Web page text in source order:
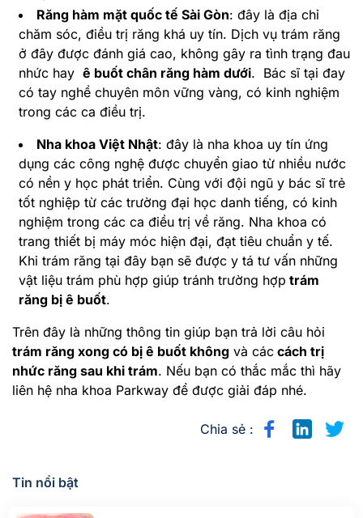
Răng hàm mặt quốc tế Sài Gòn: đây là địa chỉ
chăm sóc, điều trị răng khá uy tín. Dịch vụ trám răng
ở đây được đánh giá cao, không gây ra tình trạng đau
nhức hay ê buốt chân răng hàm dưới. Bác sĩ tại đay
có tay nghề chuyên môn vững vàng, có kinh nghiệm
trong các ca điều trị.
Nha khoa Việt Nhật: đây là nha khoa uy tín ứng
dụng các công nghệ được chuyển giao từ nhiều nước
có nền y học phát triển. Cùng với đội ngũ y bác sĩ trẻ
tốt nghiệp từ các trường đại học danh tiếng, có kinh
nghiệm trong các ca điều trị về răng. Nha khoa có
trang thiết bị máy móc hiện đại, đạt tiêu chuẩn y tế.
Khi trám răng tại đây bạn sẽ được y tá tư vấn những
vật liệu trám phù hợp giúp tránh trường hợp trám
răng bị ê buốt.
Trên đây là những thông tin giúp bạn trả lời câu hỏi
trám răng xong có bị ê buốt không và các cách trị
nhức răng sau khi trám. Nếu bạn có thắc mắc thì hãy
liên hệ nha khoa Parkway để được giải đáp nhé.
Chia sẻ :
Tin nổi bật